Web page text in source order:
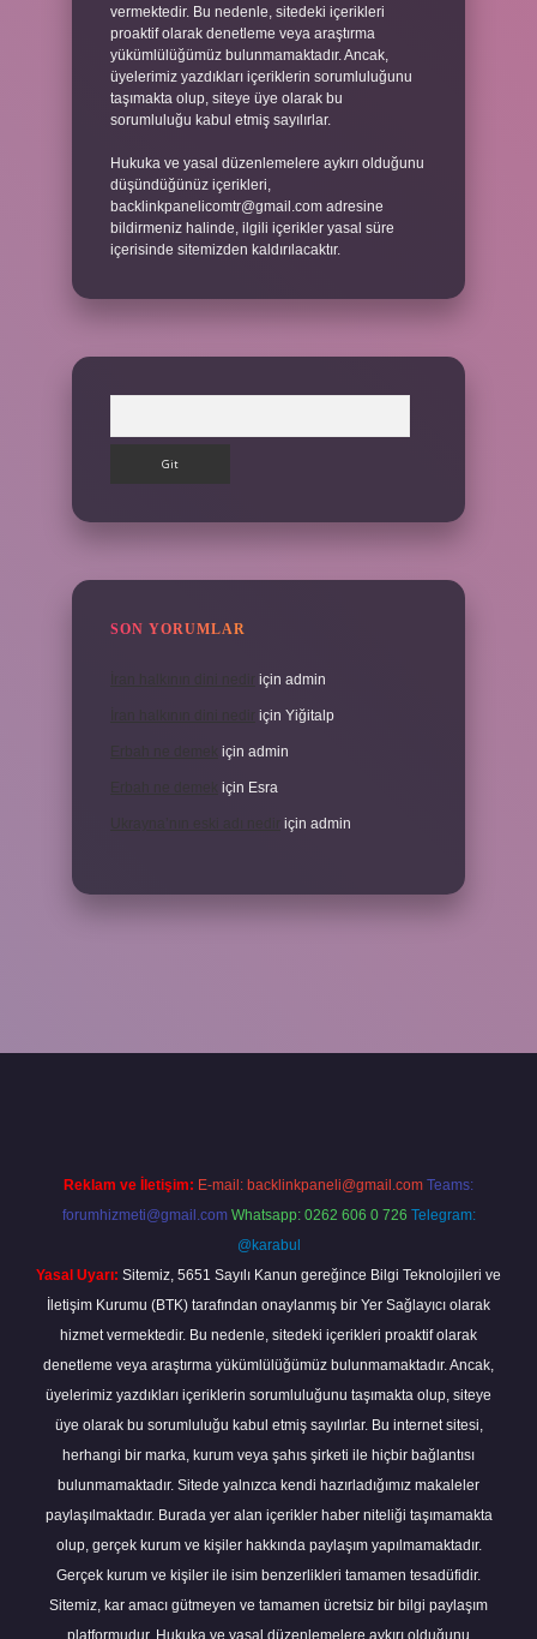
vermektedir. Bu nedenle, sitedeki içerikleri
proaktif olarak denetleme veya araştırma
yükümlülüğümüz bulunmamaktadır. Ancak,
üyelerimiz yazdıkları içeriklerin sorumluluğunu
taşımakta olup, siteye üye olarak bu
sorumluluğu kabul etmiş sayılırlar.
Hukuka ve yasal düzenlemelere aykırı olduğunu
düşündüğünüz içerikleri,
backlinkpanelicomtr@gmail.com adresine
bildirmeniz halinde, ilgili içerikler yasal süre
içerisinde sitemizden kaldırılacaktır.
SON YORUMLAR
için admin
için Yiğitalp
için admin
için Esra
için admin
Reklam ve İletişim: E-mail: backlinkpaneli@gmail.com Teams:
forumhizmeti@gmail.com Whatsapp: 0262 606 0 726 Telegram:
@karabul
Yasal Uyarı: Sitemiz, 5651 Sayılı Kanun gereğince Bilgi Teknolojileri ve
İletişim Kurumu (BTK) tarafından onaylanmış bir Yer Sağlayıcı olarak
hizmet vermektedir. Bu nedenle, sitedeki içerikleri proaktif olarak
denetleme veya araştırma yükümlülüğümüz bulunmamaktadır. Ancak,
üyelerimiz yazdıkları içeriklerin sorumluluğunu taşımakta olup, siteye
üye olarak bu sorumluluğu kabul etmiş sayılırlar. Bu internet sitesi,
herhangi bir marka, kurum veya şahıs şirketi ile hiçbir bağlantısı
bulunmamaktadır. Sitede yalnızca kendi hazırladığımız makaleler
paylaşılmaktadır. Burada yer alan içerikler haber niteliği taşımamakta
olup, gerçek kurum ve kişiler hakkında paylaşım yapılmamaktadır.
Gerçek kurum ve kişiler ile isim benzerlikleri tamamen tesadüfidir.
Sitemiz, kar amacı gütmeyen ve tamamen ücretsiz bir bilgi paylaşım
platformudur. Hukuka ve yasal düzenlemelere aykırı olduğunu